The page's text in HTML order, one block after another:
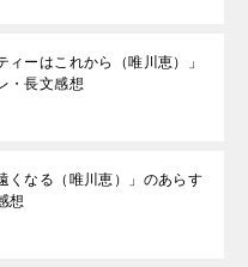
ィーはこれから（唯川恵）」
・長文感想
くなる（唯川恵）」のあらす
想